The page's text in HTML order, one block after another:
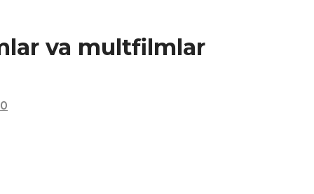
va multfilmlar
0